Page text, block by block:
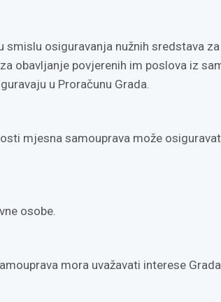
smislu osiguravanja nužnih sredstava
obavljanje povjerenih im poslova iz
u Proračunu Grada.
mjesna samouprava može
osobe.
mora uvažavati interese